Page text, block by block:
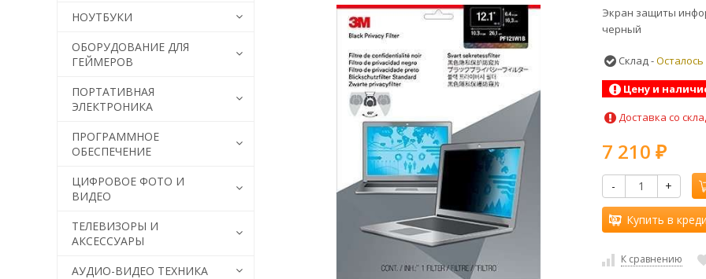
Экран защиты
черный
Склад -
Цену и
Доставка со
7 210 ₽
- +
Купить в
К сравнению
НОУТБУКИ
ОБОРУДОВАНИЕ ДЛЯ
ГЕЙМЕРОВ
ПОРТАТИВНАЯ
ЭЛЕКТРОНИКА
ПРОГРАММНОЕ
ОБЕСПЕЧЕНИЕ
ЦИФРОВОЕ ФОТО И
ВИДЕО
ТЕЛЕВИЗОРЫ И
АКСЕССУАРЫ
АУДИО-ВИДЕО ТЕХНИКА